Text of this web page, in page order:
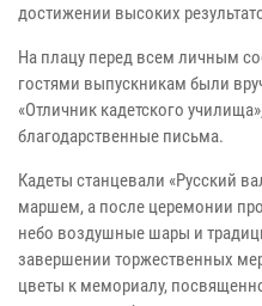
достижении высоких
На плацу перед всем личным
гостями выпускникам были
«Отличник кадетского
благодарственные письма.
Кадеты станцевали «Русский
маршем, а после церемонии
небо воздушные шары и
завершении торжественных
цветы к мемориалу,